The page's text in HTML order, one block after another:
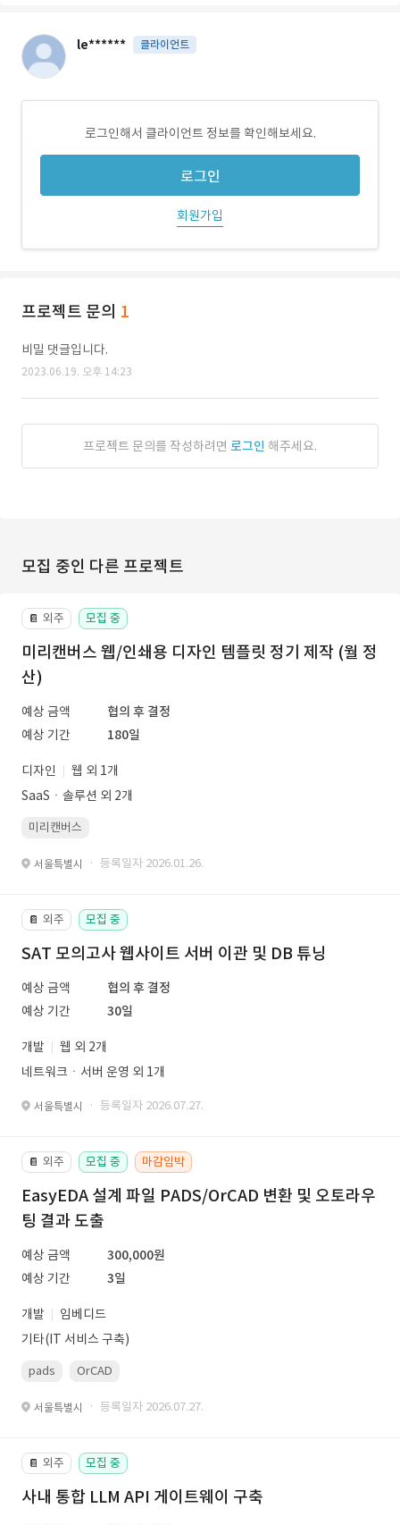
le****** 클라이언트
로그인해서 클라이언트 정보를 확인해보세요.
로그인
회원가입
프로젝트 문의 1
비밀 댓글입니다.
2023.06.19. 오후 14:23
프로젝트 문의를 작성하려면 로그인 해주세요.
모집 중인 다른 프로젝트
📔 외주 모집 중
미리캔버스 웹/인쇄용 디자인 템플릿 정기 제작 (월 정
산)
예상 금액
협의 후 결정
예상 기간
180일
디자인
웹 외 1개
SaaSㆍ솔루션 외 2개
미리캔버스
서울특별시 · 등록일자 2026.01.26.
📔 외주 모집 중
SAT 모의고사 웹사이트 서버 이관 및 DB 튜닝
예상 금액
협의 후 결정
예상 기간
30일
개발
웹 외 2개
네트워크ㆍ서버 운영 외 1개
서울특별시 · 등록일자 2026.07.27.
📔 외주 모집 중 마감임박
EasyEDA 설계 파일 PADS/OrCAD 변환 및 오토라우
팅 결과 도출
예상 금액
300,000원
예상 기간
3일
개발
임베디드
기타(IT 서비스 구축)
pads OrCAD
서울특별시 · 등록일자 2026.07.27.
📔 외주 모집 중
사내 통합 LLM API 게이트웨이 구축